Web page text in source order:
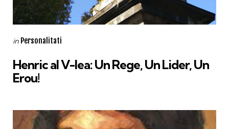
Categories
Posted
in Personalitati
Henric al V-lea: Un Rege, Un Lider, Un
Erou!